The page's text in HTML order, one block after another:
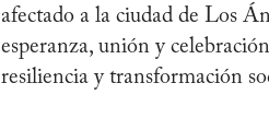
afectado a la ciudad de Los
esperanza, unión y
resiliencia y transformación